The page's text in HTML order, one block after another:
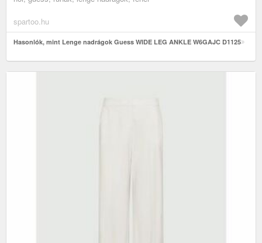
spartoo.hu
Hasonlók, mint Lenge nadrágok Guess WIDE LEG ANKLE W6GAJC D1125